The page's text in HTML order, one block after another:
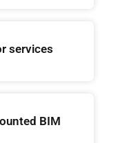
services
BIM